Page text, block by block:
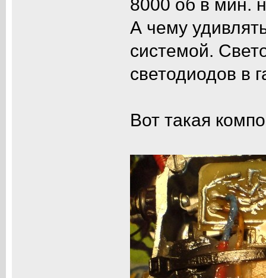
А чему
системой.
светодиодов в
Вот такая